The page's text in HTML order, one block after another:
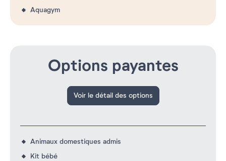
Aquagym
Options payantes
Voir le détail des options
Animaux domestiques admis
Kit bébé